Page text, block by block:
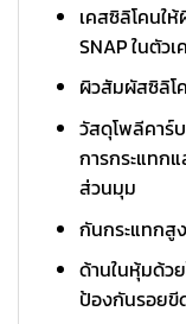
เคสซิลิโคนใ
SNAP ในตัวเ
ผิวสัมผัสซิลิโ
วัสดุโพลีคาร์
การกระแทกแ
ส่วนมุม
กันกระแทกสู
ด้านในหุ้มด้ว
ป้องกันรอยขี